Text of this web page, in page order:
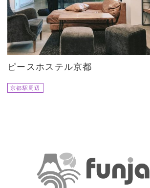
ピースホステル京都
京都駅周辺